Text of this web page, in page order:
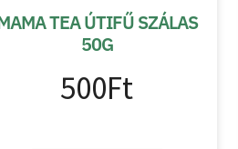
TEA ÚTIFŰ SZÁLAS
50G
500Ft